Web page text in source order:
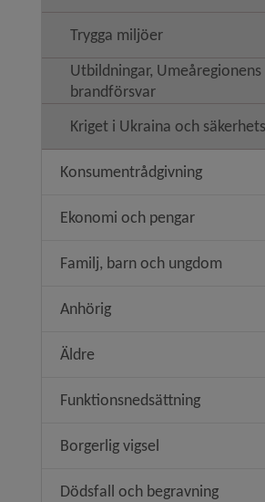
Trygga miljöer
Utbildningar, Umeåregionens
brandförsvar
Kriget i Ukraina och
Konsumentrådgivning
Ekonomi och pengar
Familj, barn och ungdom
Anhörig
Äldre
Funktionsnedsättning
Borgerlig vigsel
Dödsfall och begravning